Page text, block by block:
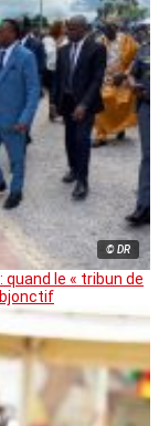
© DR
quand le « tribun de